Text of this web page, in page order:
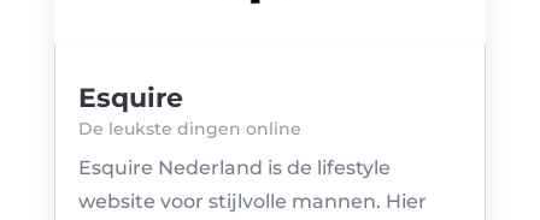
Esquire
De leukste dingen online
Esquire Nederland is de lifestyle
website voor stijlvolle mannen. Hier